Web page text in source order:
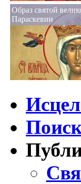
Образ святой
Параскевии